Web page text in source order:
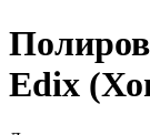
Edix